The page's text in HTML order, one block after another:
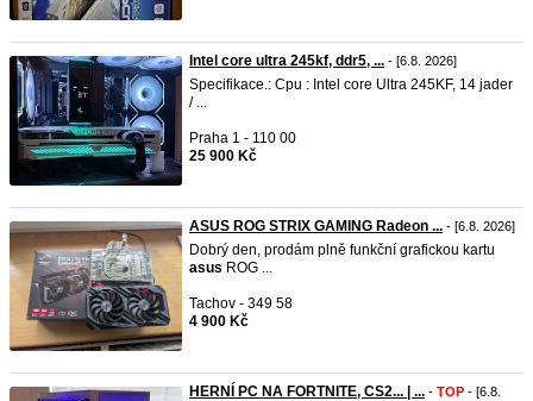
Intel core ultra 245kf, ddr5, ... - [6.8. 2026]
Specifikace.: Cpu : Intel core Ultra 245KF, 14 jader
/ ...
Praha 1 - 110 00
25 900 Kč
ASUS ROG STRIX GAMING Radeon ... - [6.8. 2026]
Dobrý den, prodám plně funkční grafickou kartu
asus ROG ...
Tachov - 349 58
4 900 Kč
HERNÍ PC NA FORTNITE, CS2... | ... - TOP - [6.8.